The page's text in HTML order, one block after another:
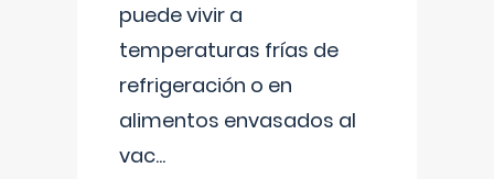
puede vivir a
temperaturas frías de
refrigeración o en
alimentos envasados al
vac...